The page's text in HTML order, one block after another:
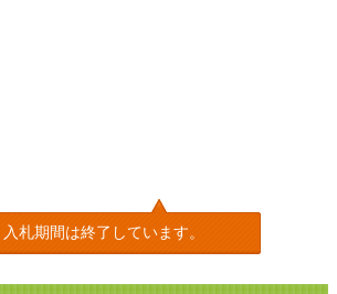
入札期間は終了しています。